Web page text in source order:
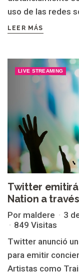
uso de las redes
LEER MÁS
LIVE STREAMING
Twitter
Nation a
Por maldere
3
849 Visitas
Twitter anunció
para emitir
Artistas como